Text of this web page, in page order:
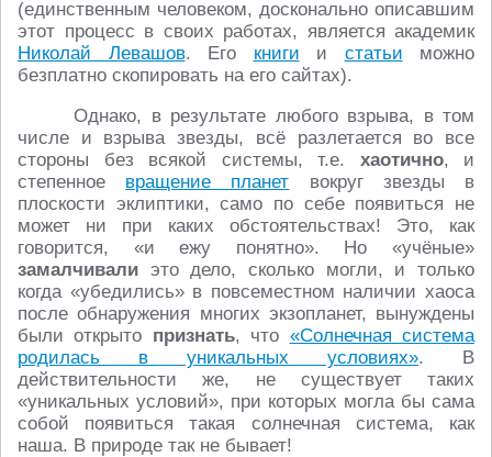
(единственным человеком, досконально описавшим
этот процесс в своих работах, является академик
Николай Левашов. Его книги и статьи можно
безплатно скопировать на его сайтах).
Однако, в результате любого взрыва, в том
числе и взрыва звезды, всё разлетается во все
стороны без всякой системы, т.е. хаотично, и
степенное вращение планет вокруг звезды в
плоскости эклиптики, само по себе появиться не
может ни при каких обстоятельствах! Это, как
говорится, «и ежу понятно». Но «учёные»
замалчивали это дело, сколько могли, и только
когда «убедились» в повсеместном наличии хаоса
после обнаружения многих экзопланет, вынуждены
были открыто признать, что «Солнечная система
родилась в уникальных условиях». В
действительности же, не существует таких
«уникальных условий», при которых могла бы сама
собой появиться такая солнечная система, как
наша. В природе так не бывает!